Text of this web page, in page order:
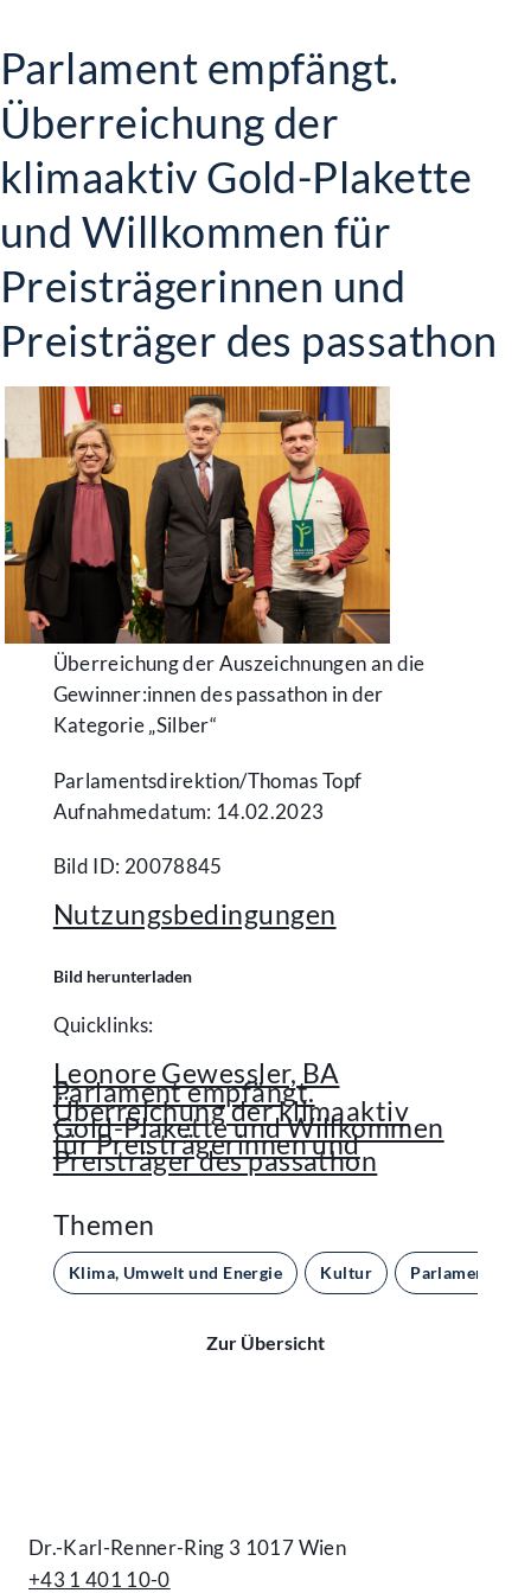
Parlament empfängt.
Überreichung der
klimaaktiv Gold-Plakette
und Willkommen für
Preisträgerinnen und
Preisträger des passathon
Überreichung der Auszeichnungen an die
Gewinner:innen des passathon in der
Kategorie „Silber“
Parlamentsdirektion/​Thomas Topf
Aufnahmedatum: 14.02.2023
Bild ID: 20078845
Nutzungsbedingungen
Bild herunterladen
Quicklinks:
Leonore Gewessler, BA
Parlament empfängt.
Überreichung der klimaaktiv
Gold-Plakette und Willkommen
für Preisträgerinnen und
Preisträger des passathon
Themen
Klima, Umwelt und Energie Kultur Parlament
Zur Übersicht
Dr.-Karl-Renner-Ring 3 1017 Wien
+43 1 401 10-0